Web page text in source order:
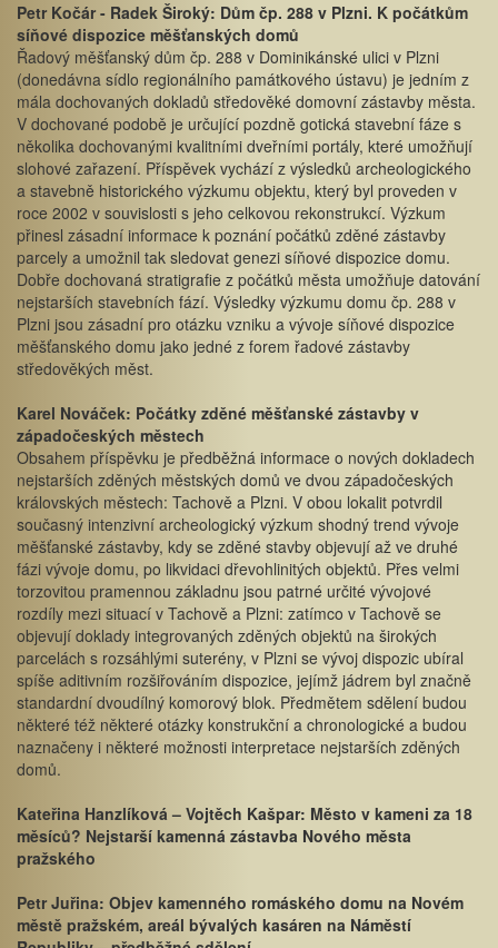
Petr Kočár - Radek Široký: Dům čp. 288 v Plzni. K počátkům
síňové dispozice měšťanských domů
Řadový měšťanský dům čp. 288 v Dominikánské ulici v Plzni
(donedávna sídlo regionálního památkového ústavu) je jedním z
mála dochovaných dokladů středověké domovní zástavby města.
V dochované podobě je určující pozdně gotická stavební fáze s
několika dochovanými kvalitními dveřními portály, které umožňují
slohové zařazení. Příspěvek vychází z výsledků archeologického
a stavebně historického výzkumu objektu, který byl proveden v
roce 2002 v souvislosti s jeho celkovou rekonstrukcí. Výzkum
přinesl zásadní informace k poznání počátků zděné zástavby
parcely a umožnil tak sledovat genezi síňové dispozice domu.
Dobře dochovaná stratigrafie z počátků města umožňuje datování
nejstarších stavebních fází. Výsledky výzkumu domu čp. 288 v
Plzni jsou zásadní pro otázku vzniku a vývoje síňové dispozice
měšťanského domu jako jedné z forem řadové zástavby
středověkých měst.
Karel Nováček: Počátky zděné měšťanské zástavby v
západočeských městech
Obsahem příspěvku je předběžná informace o nových dokladech
nejstarších zděných městských domů ve dvou západočeských
královských městech: Tachově a Plzni. V obou lokalit potvrdil
současný intenzivní archeologický výzkum shodný trend vývoje
měšťanské zástavby, kdy se zděné stavby objevují až ve druhé
fázi vývoje domu, po likvidaci dřevohlinitých objektů. Přes velmi
torzovitou pramennou základnu jsou patrné určité vývojové
rozdíly mezi situací v Tachově a Plzni: zatímco v Tachově se
objevují doklady integrovaných zděných objektů na širokých
parcelách s rozsáhlými suterény, v Plzni se vývoj dispozic ubíral
spíše aditivním rozšiřováním dispozice, jejímž jádrem byl značně
standardní dvoudílný komorový blok. Předmětem sdělení budou
některé též některé otázky konstrukční a chronologické a budou
naznačeny i některé možnosti interpretace nejstarších zděných
domů.
Kateřina Hanzlíková – Vojtěch Kašpar: Město v kameni za 18
měsíců? Nejstarší kamenná zástavba Nového města
pražského
Petr Juřina: Objev kamenného romáského domu na Novém
městě pražském, areál bývalých kasáren na Náměstí